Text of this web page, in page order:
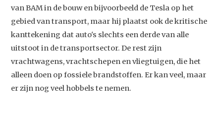
van BAM in de bouw en bijvoorbeeld de Tesla op het
gebied van transport, maar hij plaatst ook de kritische
kanttekening dat auto's slechts een derde van alle
uitstoot in de transportsector. De rest zijn
vrachtwagens, vrachtschepen en vliegtuigen, die het
alleen doen op fossiele brandstoffen. Er kan veel, maar
er zijn nog veel hobbels te nemen.